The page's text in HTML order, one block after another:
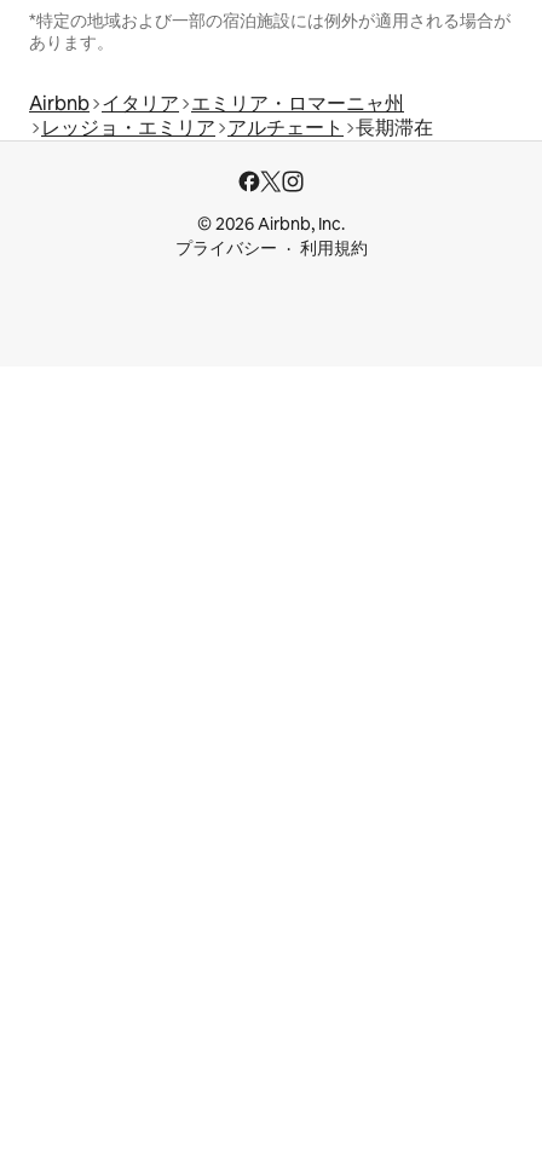
*特定の地域および一部の宿泊施設には例外が適用される場合が
あります。
Airbnb イタリア エミリア・ロマーニャ州
レッジョ・エミリア アルチェート 長期滞在
© 2026 Airbnb, Inc.
プライバシー
利用規約